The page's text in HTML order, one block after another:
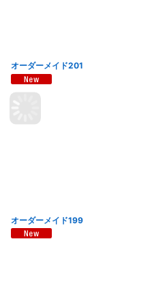
オーダーメイド201
オーダーメイド199